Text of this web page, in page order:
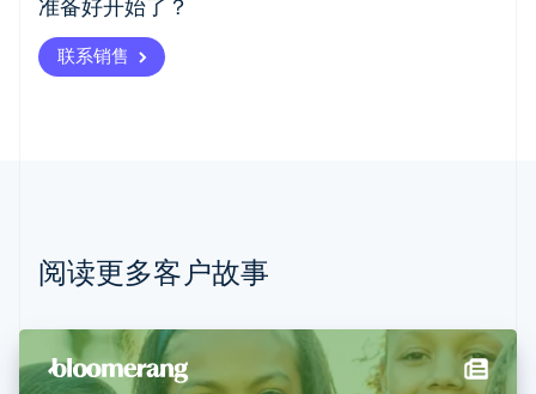
联系销售
阅读更多客户故事
English
奥地利
Deutsch English
Nederlands Français Deutsch
波兰
丹麦
English
德国